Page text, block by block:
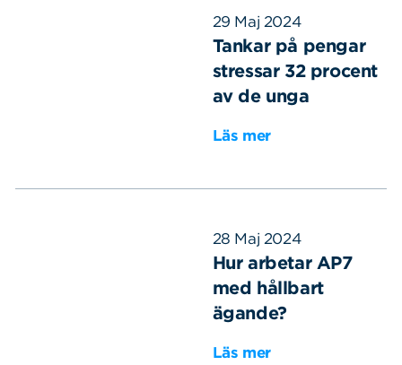
29 Maj 2024
Tankar på pengar
stressar 32 procent
av de unga
Läs mer
28 Maj 2024
Hur arbetar AP7
med hållbart
ägande?
Läs mer